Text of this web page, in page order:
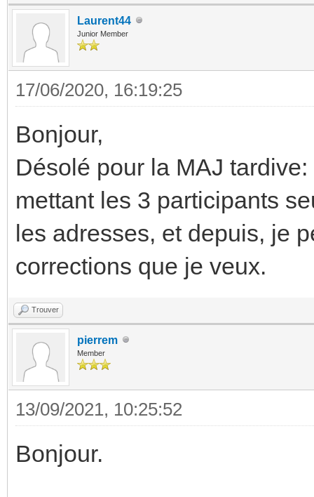
Laurent44
Junior Member
17/06/2020, 16:19:25
Bonjour,
Désolé pour la MAJ
mettant les 3 participants
les adresses, et depuis, je
corrections que je veux.
Trouver
pierrem
Member
13/09/2021, 10:25:52
Bonjour.